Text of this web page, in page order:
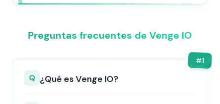
Preguntas frecuentes de Venge IO
#1
Q ¿Qué es Venge IO?